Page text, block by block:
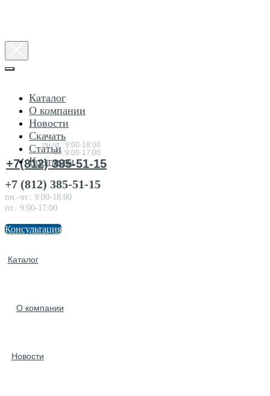
Консультация
по товарам
пн-чт.: 9:00-18:00
пт.:9:00-17:00
+7(812) 385-51-15
Каталог
О компании
Новости
Каталог
О компании
Новости
Скачать
Статьи
Контакты
+7 (812) 385-51-15
пн.-чт.: 9:00-18:00
пт.: 9:00-17:00
Консультация